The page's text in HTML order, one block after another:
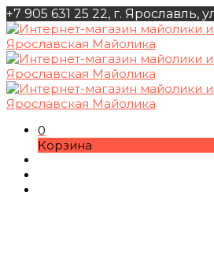
+7 905 631 25 22, г. Ярославль,
0
Корзина